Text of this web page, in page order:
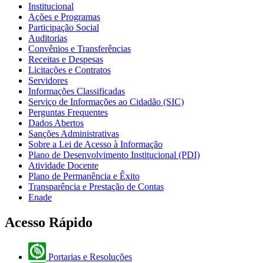
Institucional
Ações e Programas
Participação Social
Auditorias
Convênios e Transferências
Receitas e Despesas
Licitações e Contratos
Servidores
Informações Classificadas
Serviço de Informações ao Cidadão (SIC)
Perguntas Frequentes
Dados Abertos
Sanções Administrativas
Sobre a Lei de Acesso à Informação
Plano de Desenvolvimento Institucional (PDI)
Atividade Docente
Plano de Permanência e Êxito
Transparência e Prestação de Contas
Enade
Acesso Rápido
Portarias e Resoluções